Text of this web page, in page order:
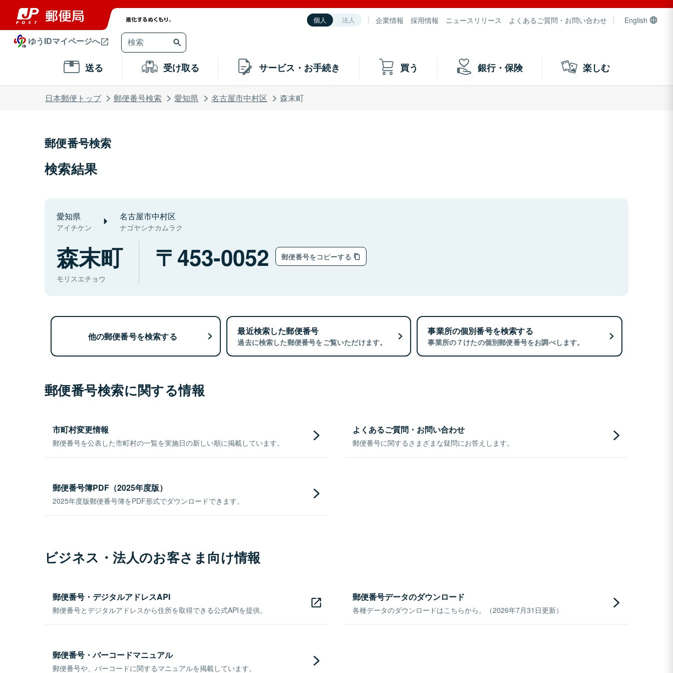
個人 法人 企業情報 採用情報 ニュースリリース よくあるご質問・お問い合わせ English
ゆうIDマイページへ
送る 受け取る サービス・お手続き 買う 銀行・保険 楽しむ
日本郵便トップ 郵便番号検索 愛知県 名古屋市中村区 森末町
郵便番号検索
検索結果
愛知県
アイチケン
名古屋市中村区
ナゴヤシナカムラク
森末町
モリスエチョウ
453-0052 郵便番号をコピーする
他の郵便番号を検索する 最近検索した郵便番号
過去に検索した郵便番号をご覧いただけます。
事業所の個別番号を検索する
事業所の７けたの個別郵便番号をお調べします。
郵便番号検索に関する情報
市町村変更情報
郵便番号を公表した市町村の一覧を実施日の新しい順に掲載しています。
よくあるご質問・お問い合わせ
郵便番号に関するさまざまな疑問にお答えします。
郵便番号簿PDF（2025年度版）
2025年度版郵便番号簿をPDF形式でダウンロードできます。
ビジネス・法人のお客さま向け情報
郵便番号・デジタルアドレスAPI
郵便番号とデジタルアドレスから住所を取得できる公式APIを提供。
郵便番号データのダウンロード
各種データのダウンロードはこちらから。（2026年7月31日更新）
郵便番号・バーコードマニュアル
郵便番号や、バーコードに関するマニュアルを掲載しています。